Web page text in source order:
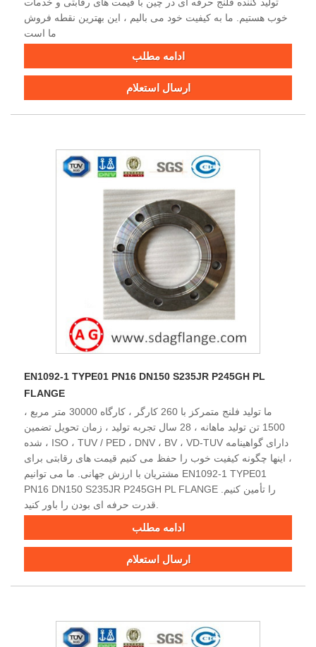
خوب هستیم. ما به کیفیت خود می بالیم ، این بهترین نقطه فروش
ما است
ادامه مطلب
ارسال استعلام
EN1092-1 TYPE01 PN16 DN150 S235JR P245GH PL
FLANGE
ما تولید فلنج متمرکز با 260 کارگر ، کارگاه 30000 متر مربع ،
1500 تن تولید ماهانه ، 28 سال تجربه تولید ، زمان تحویل تضمین
شده ، ISO ، TUV / PED ، DNV ، BV ، VD-TUV دارای گواهینامه
، اینها چگونه کیفیت خوب را حفظ می کنیم قیمت های رقابتی برای
مشتریان با ارزش جهانی. ما می توانیم EN1092-1 TYPE01
PN16 DN150 S235JR P245GH PL FLANGE را تأمین کنیم.
قدرت حرفه ای بودن را باور کنید.
ادامه مطلب
ارسال استعلام